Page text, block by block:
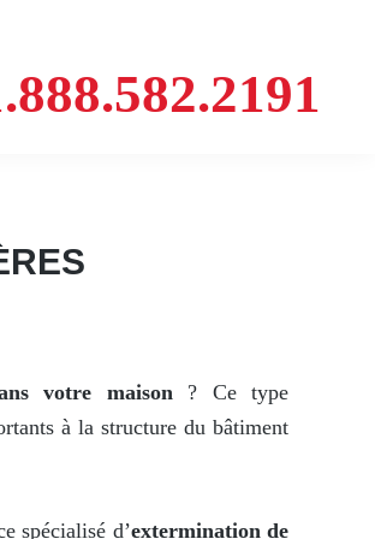
votre maison? Ce type
à la structure du bâtiment
spécialisé d’extermination de